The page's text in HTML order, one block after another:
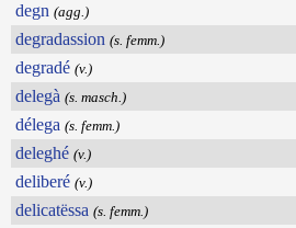
degn (agg.)
degradassion (s. femm.)
degradé (v.)
delegà (s. masch.)
délega (s. femm.)
deleghé (v.)
deliberé (v.)
delicatëssa (s. femm.)